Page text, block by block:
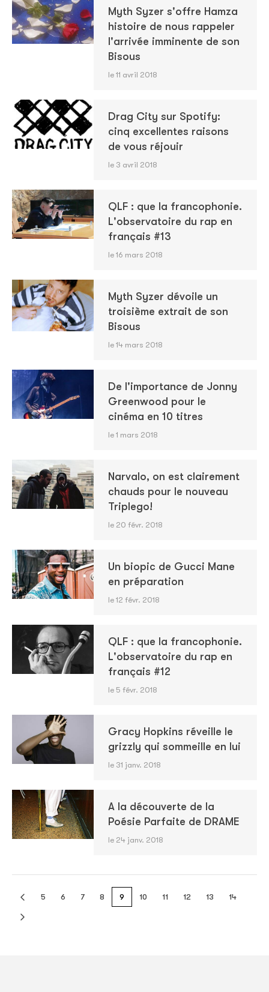
Myth Syzer s'offre Hamza
histoire de nous rappeler
l'arrivée imminente de son
Bisous
le 11 avril 2018
Drag City sur Spotify:
cinq excellentes raisons
de vous réjouir
le 3 avril 2018
QLF : que la francophonie.
L'observatoire du rap en
français #13
le 16 mars 2018
Myth Syzer dévoile un
troisième extrait de son
Bisous
le 14 mars 2018
De l'importance de Jonny
Greenwood pour le
cinéma en 10 titres
le 1 mars 2018
Narvalo, on est clairement
chauds pour le nouveau
Triplego!
le 20 févr. 2018
Un biopic de Gucci Mane
en préparation
le 12 févr. 2018
QLF : que la francophonie.
L'observatoire du rap en
français #12
le 5 févr. 2018
Gracy Hopkins réveille le
grizzly qui sommeille en lui
le 31 janv. 2018
A la découverte de la
Poésie Parfaite de DRAME
le 24 janv. 2018
5 6 7 8 9 10 11 12 13 14